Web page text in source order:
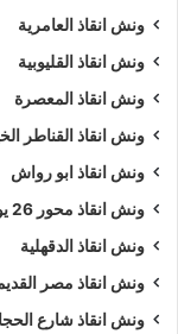
ونش انقاذ العامرية
ونش انقاذ القليوبية
ونش انقاذ المعصرة
ونش انقاذ القناطر
ونش انقاذ ابو رواش
ونش انقاذ محور 26 يوليو
ونش انقاذ الدقهلية
ونش انقاذ مصر
ونش انقاذ شارع